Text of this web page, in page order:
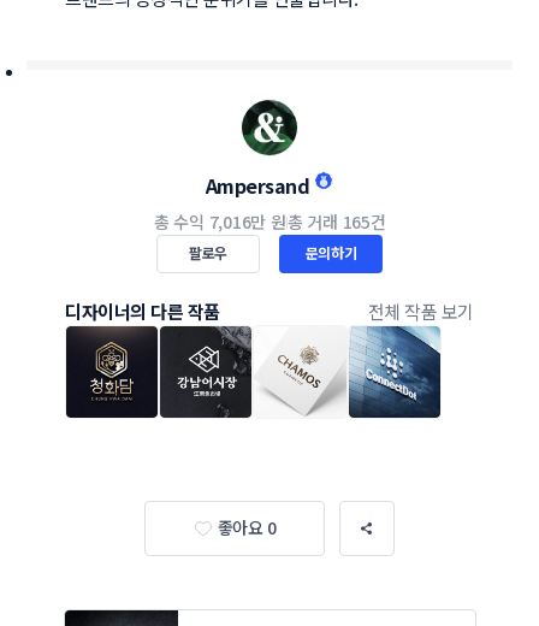
Ampersand
총 수익 7,016만 원총 거래 165건
팔로우 문의하기
디자이너의 다른 작품 전체 작품 보기
좋아요 0